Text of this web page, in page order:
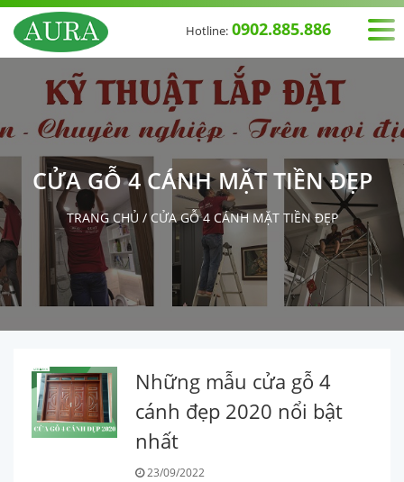
Hotline: 0902.885.886
CỬA GỖ 4 CÁNH MẶT TIỀN ĐẸP
TRANG CHỦ /CỬA GỖ 4 CÁNH MẶT TIỀN ĐẸP
Những mẫu cửa gỗ 4
cánh đẹp 2020 nổi bật
nhất
23/09/2022